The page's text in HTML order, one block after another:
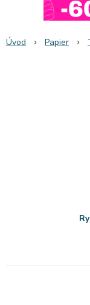
Úvod Papier